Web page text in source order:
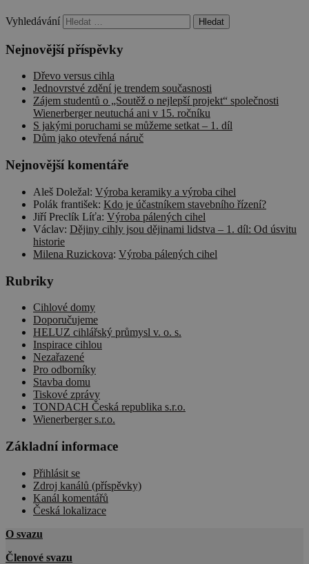
Vyhledávání
Nejnovější příspěvky
Dřevo versus cihla
Jednovrstvé zdění je trendem současnosti
Zájem studentů o „Soutěž o nejlepší projekt“ společnosti
Wienerberger neutuchá ani v 15. ročníku
S jakými poruchami se můžeme setkat – 1. díl
Dům jako otevřená náruč
Nejnovější komentáře
Aleš Doležal: Výroba keramiky a výroba cihel
Polák františek: Kdo je účastníkem stavebního řízení?
Jiří Preclík Líťa: Výroba pálených cihel
Václav: Dějiny cihly jsou dějinami lidstva – 1. díl: Od úsvitu
historie
Milena Ruzickova: Výroba pálených cihel
Rubriky
Cihlové domy
Doporučujeme
HELUZ cihlářský průmysl v. o. s.
Inspirace cihlou
Nezařazené
Pro odborníky
Stavba domu
Tiskové zprávy
TONDACH Česká republika s.r.o.
Wienerberger s.r.o.
Základní informace
Přihlásit se
Zdroj kanálů (příspěvky)
Kanál komentářů
Česká lokalizace
O svazu
Členové svazu